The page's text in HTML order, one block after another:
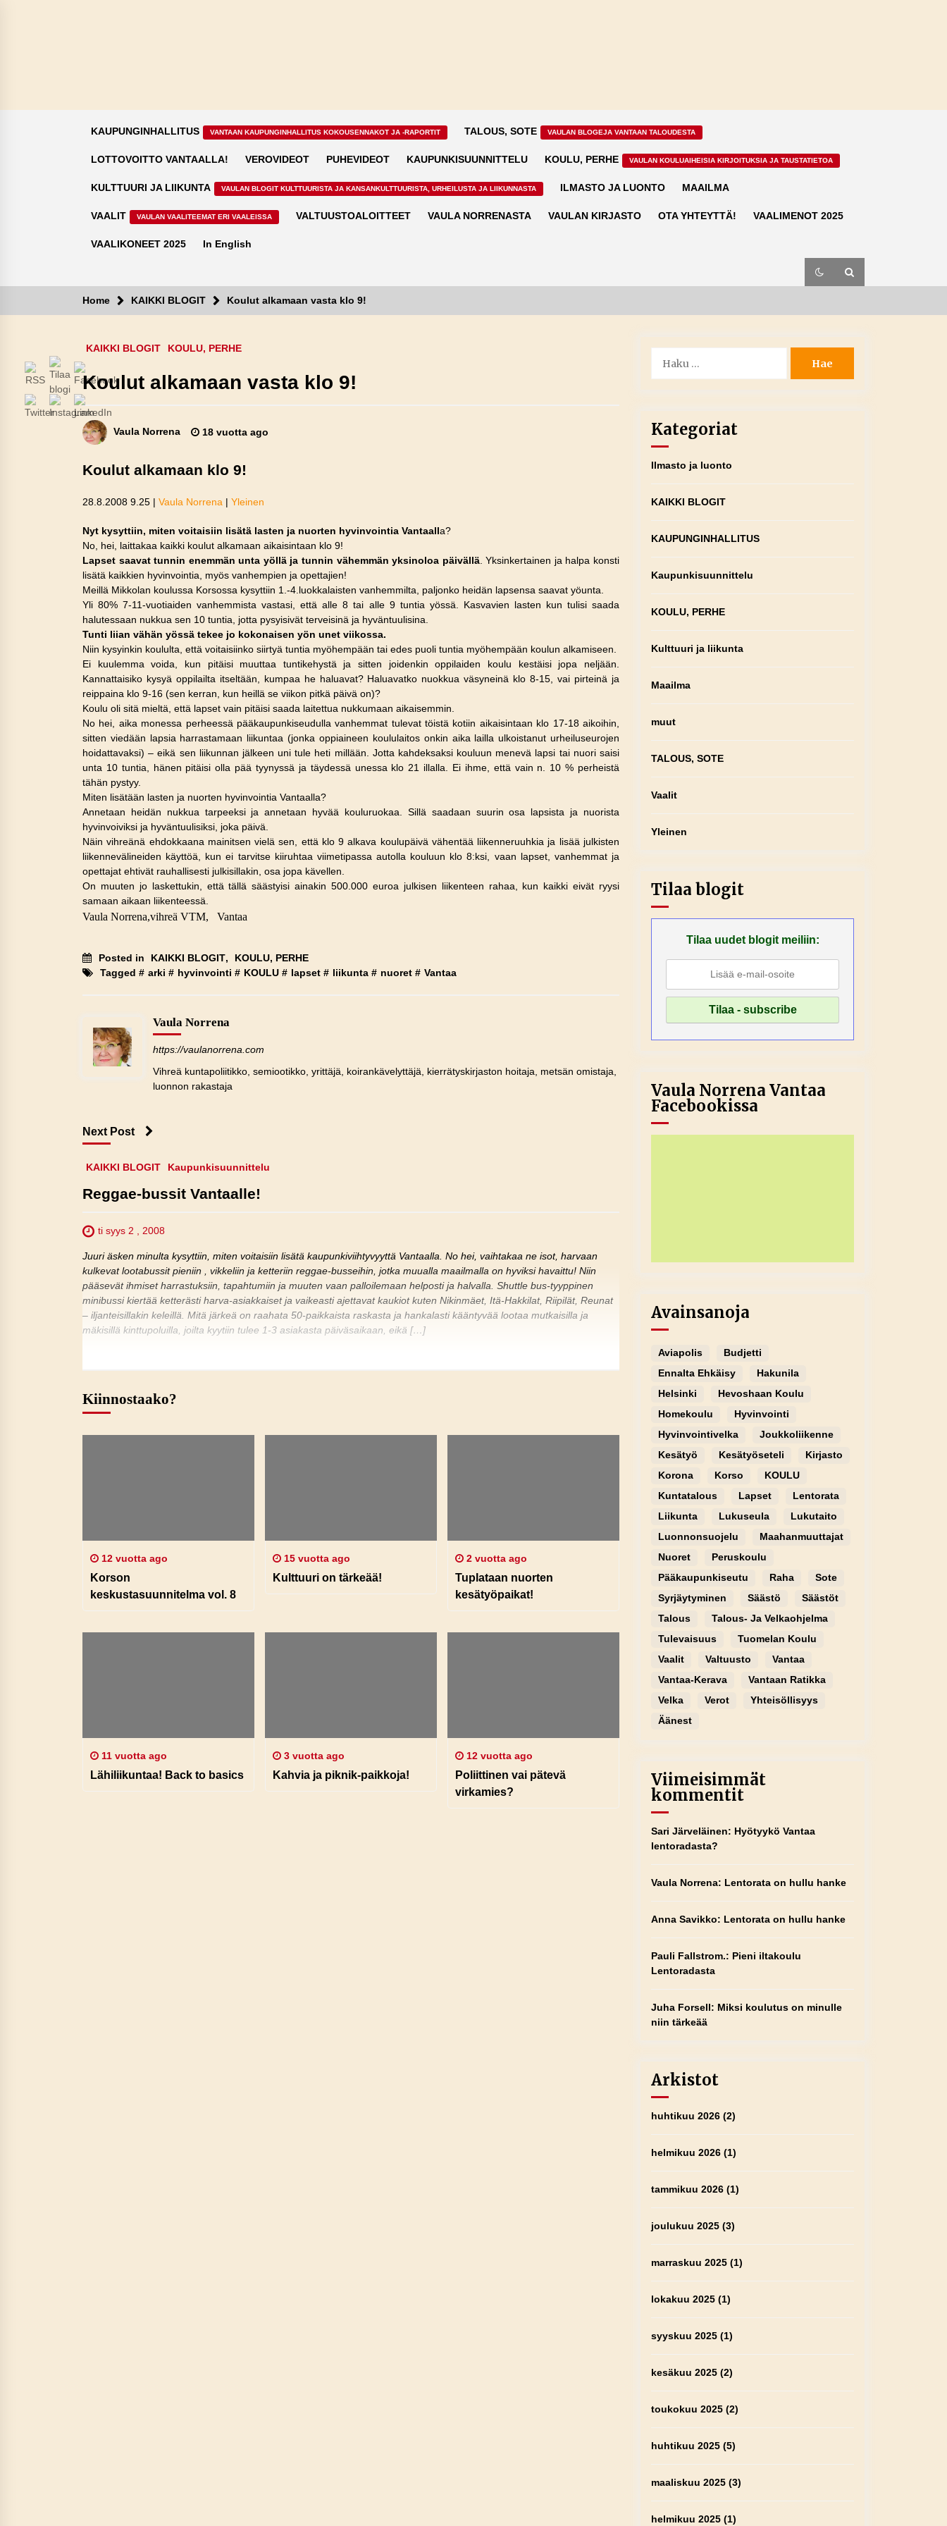
KAUPUNGINHALLITUS VANTAAN KAUPUNGINHALLITUS KOKOUSENNAKOT JA -RAPORTIT TALOUS, SOTE VAULAN BLOGEJA VANTAAN TALOUDESTA
LOTTOVOITTO VANTAALLA! VEROVIDEOT PUHEVIDEOT KAUPUNKISUUNNITTELU KOULU, PERHE VAULAN KOULUAIHEISIA KIRJOITUKSIA JA TAUSTATIETOA
KULTTUURI JA LIIKUNTA VAULAN BLOGIT KULTTUURISTA JA KANSANKULTTUURISTA, URHEILUSTA JA LIIKUNNASTA ILMASTO JA LUONTO MAAILMA
VAALIT VAULAN VAALITEEMAT ERI VAALEISSA VALTUUSTOALOITTEET VAULA NORRENASTA VAULAN KIRJASTO OTA YHTEYTTÄ! VAALIMENOT 2025
VAALIKONEET 2025 In English
Home KAIKKI BLOGIT Koulut alkamaan vasta klo 9!
KAIKKI BLOGIT KOULU, PERHE
Koulut alkamaan vasta klo 9!
Vaula Norrena 18 vuotta ago
Koulut alkamaan klo 9!
28.8.2008 9.25 | Vaula Norrena | Yleinen
Nyt kysyttiin, miten voitaisiin lisätä lasten ja nuorten hyvinvointia Vantaalla?
No, hei, laittakaa kaikki koulut alkamaan aikaisintaan klo 9!
Lapset saavat tunnin enemmän unta yöllä ja tunnin vähemmän yksinoloa päivällä. Yksinkertainen ja halpa konsti
lisätä kaikkien hyvinvointia, myös vanhempien ja opettajien!
Meillä Mikkolan koulussa Korsossa kysyttiin 1.-4.luokkalaisten vanhemmilta, paljonko heidän lapsensa saavat yöunta.
Yli 80% 7-11-vuotiaiden vanhemmista vastasi, että alle 8 tai alle 9 tuntia yössä. Kasvavien lasten kun tulisi saada
halutessaan nukkua sen 10 tuntia, jotta pysyisivät terveisinä ja hyväntuulisina.
Tunti liian vähän yössä tekee jo kokonaisen yön unet viikossa.
Niin kysyinkin koululta, että voitaisiinko siirtyä tuntia myöhempään tai edes puoli tuntia myöhempään koulun alkamiseen.
Ei kuulemma voida, kun pitäisi muuttaa tuntikehystä ja sitten joidenkin oppilaiden koulu kestäisi jopa neljään.
Kannattaisiko kysyä oppilailta itseltään, kumpaa he haluavat? Haluavatko nuokkua väsyneinä klo 8-15, vai pirteinä ja
reippaina klo 9-16 (sen kerran, kun heillä se viikon pitkä päivä on)?
Koulu oli sitä mieltä, että lapset vain pitäisi saada laitettua nukkumaan aikaisemmin.
No hei, aika monessa perheessä pääkaupunkiseudulla vanhemmat tulevat töistä kotiin aikaisintaan klo 17-18 aikoihin,
sitten viedään lapsia harrastamaan liikuntaa (jonka oppiaineen koululaitos onkin aika lailla ulkoistanut urheiluseurojen
hoidattavaksi) – eikä sen liikunnan jälkeen uni tule heti millään. Jotta kahdeksaksi kouluun menevä lapsi tai nuori saisi
unta 10 tuntia, hänen pitäisi olla pää tyynyssä ja täydessä unessa klo 21 illalla. Ei ihme, että vain n. 10 % perheistä
tähän pystyy.
Miten lisätään lasten ja nuorten hyvinvointia Vantaalla?
Annetaan heidän nukkua tarpeeksi ja annetaan hyvää kouluruokaa. Sillä saadaan suurin osa lapsista ja nuorista
hyvinvoiviksi ja hyväntuulisiksi, joka päivä.
Näin vihreänä ehdokkaana mainitsen vielä sen, että klo 9 alkava koulupäivä vähentää liikenneruuhkia ja lisää julkisten
liikennevälineiden käyttöä, kun ei tarvitse kiiruhtaa viimetipassa autolla kouluun klo 8:ksi, vaan lapset, vanhemmat ja
opettajat ehtivät rauhallisesti julkisillakin, osa jopa kävellen.
On muuten jo laskettukin, että tällä säästyisi ainakin 500.000 euroa julkisen liikenteen rahaa, kun kaikki eivät ryysi
samaan aikaan liikenteessä.
Vaula Norrena,vihreä VTM, Vantaa
Posted in KAIKKI BLOGIT,
KOULU, PERHE
Tagged # arki # hyvinvointi # KOULU # lapset # liikunta # nuoret # Vantaa
Vaula Norrena
https://vaulanorrena.com
Vihreä kuntapoliitikko, semiootikko, yrittäjä, koirankävelyttäjä, kierrätyskirjaston hoitaja, metsän omistaja,
luonnon rakastaja
Next Post
KAIKKI BLOGIT Kaupunkisuunnittelu
Reggae-bussit Vantaalle!
ti syys 2 , 2008
Juuri äsken minulta kysyttiin, miten voitaisiin lisätä kaupunkiviihtyvyyttä Vantaalla. No hei, vaihtakaa ne isot, harvaan
kulkevat lootabussit pieniin , vikkeliin ja ketteriin reggae-busseihin, jotka muualla maailmalla on hyviksi havaittu! Niin
pääsevät ihmiset harrastuksiin, tapahtumiin ja muuten vaan palloilemaan helposti ja halvalla. Shuttle bus-tyyppinen
minibussi kiertää ketterästi harva-asiakkaiset ja vaikeasti ajettavat kaukiot kuten Nikinmäet, Itä-Hakkilat, Riipilät, Reunat
– iljanteisillakin keleillä. Mitä järkeä on raahata 50-paikkaista raskasta ja hankalasti kääntyvää lootaa mutkaisilla ja
mäkisillä kinttupoluilla, joilta kyytiin tulee 1-3 asiakasta päiväsaikaan, eikä […]
Kiinnostaako?
12 vuotta ago
Korson
keskustasuunnitelma vol. 8
15 vuotta ago
Kulttuuri on tärkeää!
2 vuotta ago
Tuplataan nuorten
kesätyöpaikat!
11 vuotta ago
Lähiliikuntaa! Back to basics
3 vuotta ago
Kahvia ja piknik-paikkoja!
12 vuotta ago
Poliittinen vai pätevä
virkamies?
Kategoriat
Ilmasto ja luonto
KAIKKI BLOGIT
KAUPUNGINHALLITUS
Kaupunkisuunnittelu
KOULU, PERHE
Kulttuuri ja liikunta
Maailma
muut
TALOUS, SOTE
Vaalit
Yleinen
Tilaa blogit
Tilaa uudet blogit meiliin:
Vaula Norrena Vantaa
Facebookissa
Avainsanoja
Aviapolis
Budjetti
Ennalta Ehkäisy
Hakunila
Helsinki
Hevoshaan Koulu
Homekoulu
Hyvinvointi
Hyvinvointivelka
Joukkoliikenne
Kesätyö
Kesätyöseteli
Kirjasto
Korona
Korso
KOULU
Kuntatalous
Lapset
Lentorata
Liikunta
Lukuseula
Lukutaito
Luonnonsuojelu
Maahanmuuttajat
Nuoret
Peruskoulu
Pääkaupunkiseutu
Raha
Sote
Syrjäytyminen
Säästö
Säästöt
Talous
Talous- Ja Velkaohjelma
Tulevaisuus
Tuomelan Koulu
Vaalit
Valtuusto
Vantaa
Vantaa-Kerava
Vantaan Ratikka
Velka
Verot
Yhteisöllisyys
Äänest
Viimeisimmät
kommentit
Sari Järveläinen: Hyötyykö Vantaa
lentoradasta?
Vaula Norrena: Lentorata on hullu hanke
Anna Savikko: Lentorata on hullu hanke
Pauli Fallstrom.: Pieni iltakoulu
Lentoradasta
Juha Forsell: Miksi koulutus on minulle
niin tärkeää
Arkistot
huhtikuu 2026 (2)
helmikuu 2026 (1)
tammikuu 2026 (1)
joulukuu 2025 (3)
marraskuu 2025 (1)
lokakuu 2025 (1)
syyskuu 2025 (1)
kesäkuu 2025 (2)
toukokuu 2025 (2)
huhtikuu 2025 (5)
maaliskuu 2025 (3)
helmikuu 2025 (1)